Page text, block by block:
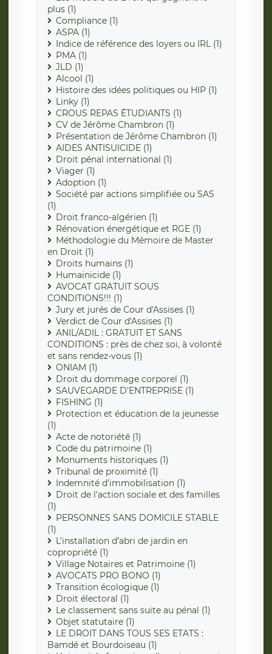
plus (1)
Compliance (1)
ASPA (1)
Indice de référence des loyers ou IRL (1)
PMA (1)
JLD (1)
Alcool (1)
Histoire des idées politiques ou HIP (1)
Linky (1)
CROUS REPAS ÉTUDIANTS (1)
CV de Jérôme Chambron (1)
Présentation de Jérôme Chambron (1)
AIDES ANTISUICIDE (1)
Droit pénal international (1)
Viager (1)
Adoption (1)
Société par actions simplifiée ou SAS
(1)
Droit franco-algérien (1)
Rénovation énergétique et RGE (1)
Méthodologie du Mémoire de Master
en Droit (1)
Droits humains (1)
Humainicide (1)
AVOCAT GRATUIT SOUS
CONDITIONS!!! (1)
Jury et jurés de Cour d'Assises (1)
Verdict de Cour d'Assises (1)
ANIL/ADIL : GRATUIT ET SANS
CONDITIONS : près de chez soi, à volonté
et sans rendez-vous (1)
ONIAM (1)
Droit du dommage corporel (1)
SAUVEGARDE D'ENTREPRISE (1)
FISHING (1)
Protection et éducation de la jeunesse
(1)
Acte de notoriété (1)
Code du patrimoine (1)
Monuments historiques (1)
Tribunal de proximité (1)
Indemnité d'immobilisation (1)
Droit de l'action sociale et des familles
(1)
PERSONNES SANS DOMICILE STABLE
(1)
L’installation d’abri de jardin en
copropriété (1)
Village Notaires et Patrimoine (1)
AVOCATS PRO BONO (1)
Transition écologique (1)
Droit électoral (1)
Le classement sans suite au pénal (1)
Objet statutaire (1)
LE DROIT DANS TOUS SES ETATS :
Bamdé et Bourdoiseau (1)